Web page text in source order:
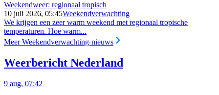
Weekendweer: regionaal tropisch
10 juli 2026, 05:45Weekendverwachting
We krijgen een zeer warm weekend met regionaal tropische
temperaturen. Hoe warm...
Meer Weekendverwachting-nieuws
Weerbericht Nederland
9 aug, 07:42